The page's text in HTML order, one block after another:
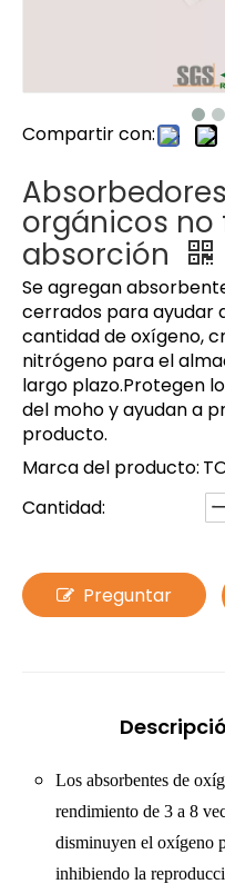
Compartir con:
orgánicos no
absorción
Se agregan
cerrados para ayudar
cantidad de oxígeno,
nitrógeno para el
largo plazo.Protegen
del moho y ayudan a
producto.
Marca del producto:
Cantidad:
Preguntar
Los absorbentes de
rendimiento de 3 a 8
disminuyen el oxígeno
inhibiendo la